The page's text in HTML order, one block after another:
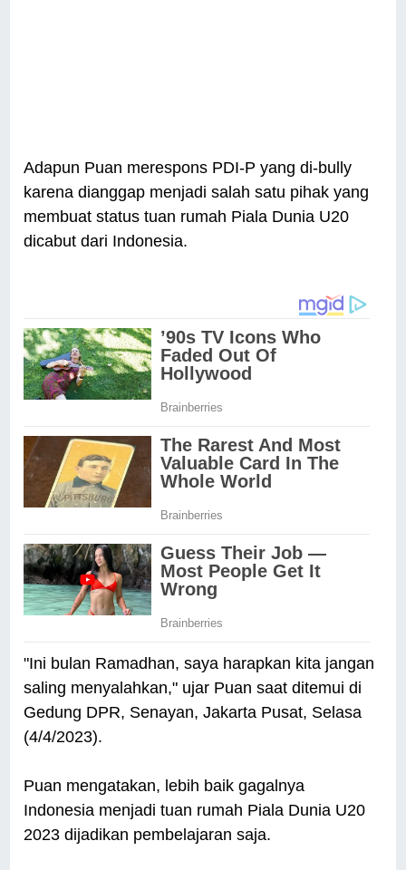
Adapun Puan merespons PDI-P yang di-bully
karena dianggap menjadi salah satu pihak yang
membuat status tuan rumah Piala Dunia U20
dicabut dari Indonesia.
"Ini bulan Ramadhan, saya harapkan kita jangan
saling menyalahkan," ujar Puan saat ditemui di
Gedung DPR, Senayan, Jakarta Pusat, Selasa
(4/4/2023).
Puan mengatakan, lebih baik gagalnya
Indonesia menjadi tuan rumah Piala Dunia U20
2023 dijadikan pembelajaran saja.